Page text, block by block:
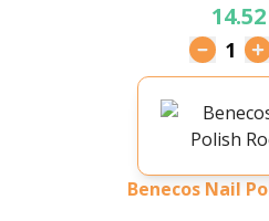
1
Benecos Nail